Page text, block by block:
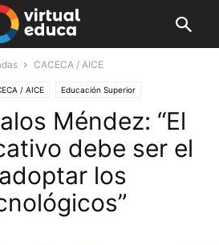
CACECA / AICE
/ AICE Educación Superior
Méndez: “El
debe ser el
los